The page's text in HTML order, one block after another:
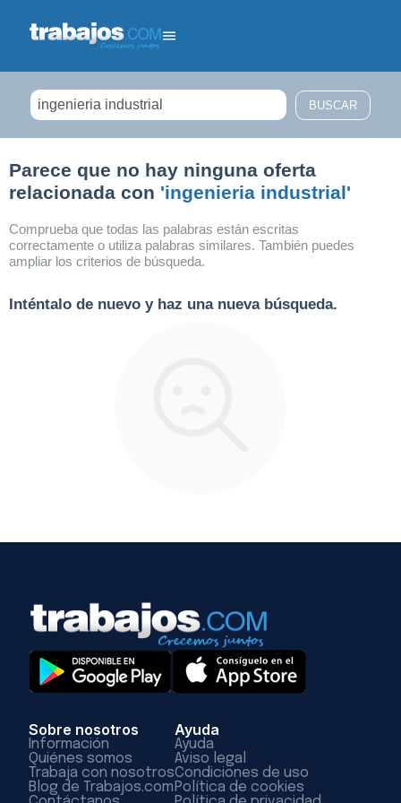
Parece que no hay ninguna oferta
relacionada con 'ingenieria industrial'
Comprueba que todas las palabras están escritas
correctamente o utiliza palabras similares. También puedes
ampliar los criterios de búsqueda.
Inténtalo de nuevo y haz una nueva búsqueda.
Sobre nosotros
Información
Quiénes somos
Trabaja con nosotros
Blog de Trabajos.com
Ayuda
Ayuda
Aviso legal
Condiciones de uso
Política de cookies